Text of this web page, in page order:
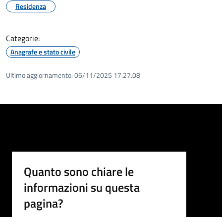
Residenza
Categorie:
Anagrafe e stato civile
Ultimo aggiornamento:06/11/2025 17:27.08
Quanto sono chiare le
informazioni su questa
pagina?